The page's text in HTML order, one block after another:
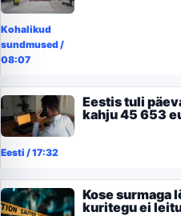
Kohalikud
sundmused/
08:07
Eestis tuli
kahju 45 653
Eesti /17:32
Kose surmaga
kuritegu ei